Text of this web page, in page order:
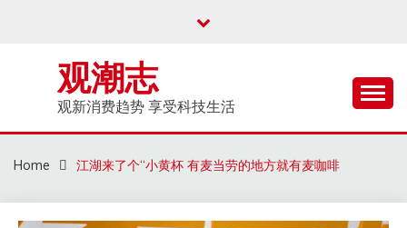
观潮志
观新消费趋势 享受科技生活
Home 江湖来了个“小黄杯 有麦当劳的地方就有麦咖啡